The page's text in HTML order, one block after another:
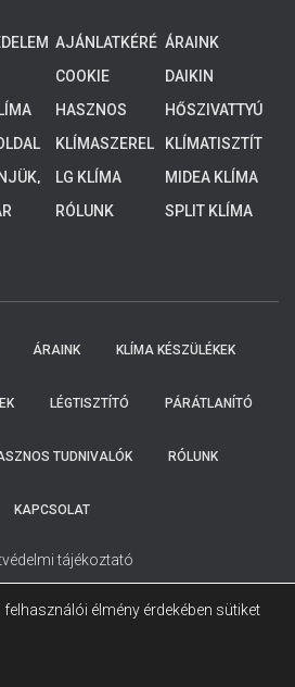
AJÁNLATKÉRÉ ÁRAINK
COOKIE
DAIKIN
ALTHERMA 3
ALACSONY
HŐMÉRSÉKLE
RENDSZEREK,
4-8 KW
HASZNOS
TUDNIVALÓK
HŐSZIVATTYÚ
KLÍMASZEREL
KLÍMATISZTÍT
LG KLÍMA
MIDEA KLÍMA
RÓLUNK
SPLIT KLÍMA
ÁRAINK KLÍMA KÉSZÜLÉKEK
LÉGTISZTÍTÓ PÁRÁTLANÍTÓ
TUDNIVALÓK RÓLUNK
KAPCSOLAT
tájékoztató
élmény érdekében sütiket